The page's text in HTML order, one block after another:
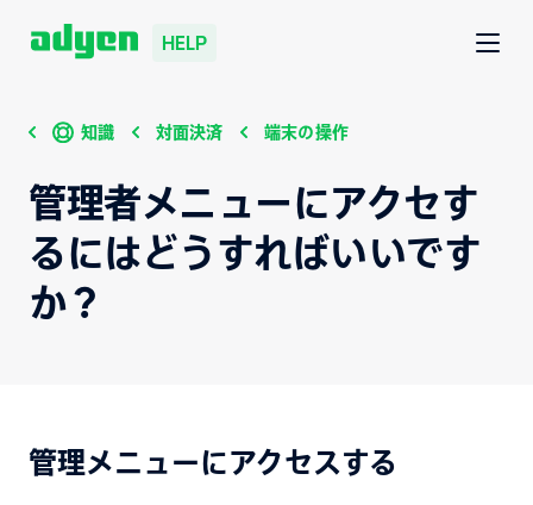
HELP
知識 対面決済 端末の操作
管理者メニューにアクセす
るにはどうすればいいです
か？
管理メニューにアクセスする